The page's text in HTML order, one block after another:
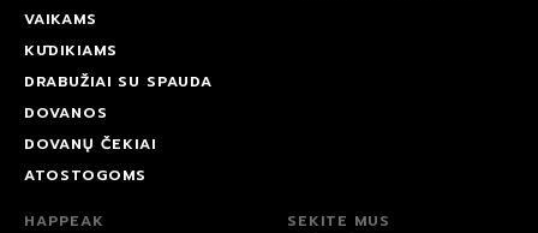
VAIKAMS
KŪDIKIAMS
DRABUŽIAI SU SPAUDA
DOVANOS
DOVANŲ ČEKIAI
ATOSTOGOMS
HAPPEAK
SEKITE MUS